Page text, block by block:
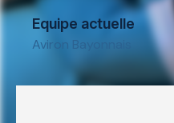
Equipe actuelle
Aviron Bayonnais